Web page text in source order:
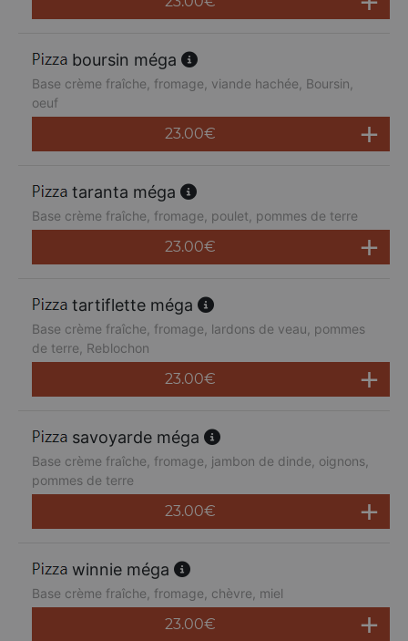
boursin méga
Base crème fraîche, fromage, viande hachée, Boursin,
oeuf
23.00€
taranta méga
Base crème fraîche, fromage, poulet, pommes de terre
23.00€
tartiflette méga
Base crème fraîche, fromage, lardons de veau, pommes
de terre, Reblochon
23.00€
savoyarde méga
Base crème fraîche, fromage, jambon de dinde, oignons,
pommes de terre
23.00€
winnie méga
Base crème fraîche, fromage, chèvre, miel
23.00€